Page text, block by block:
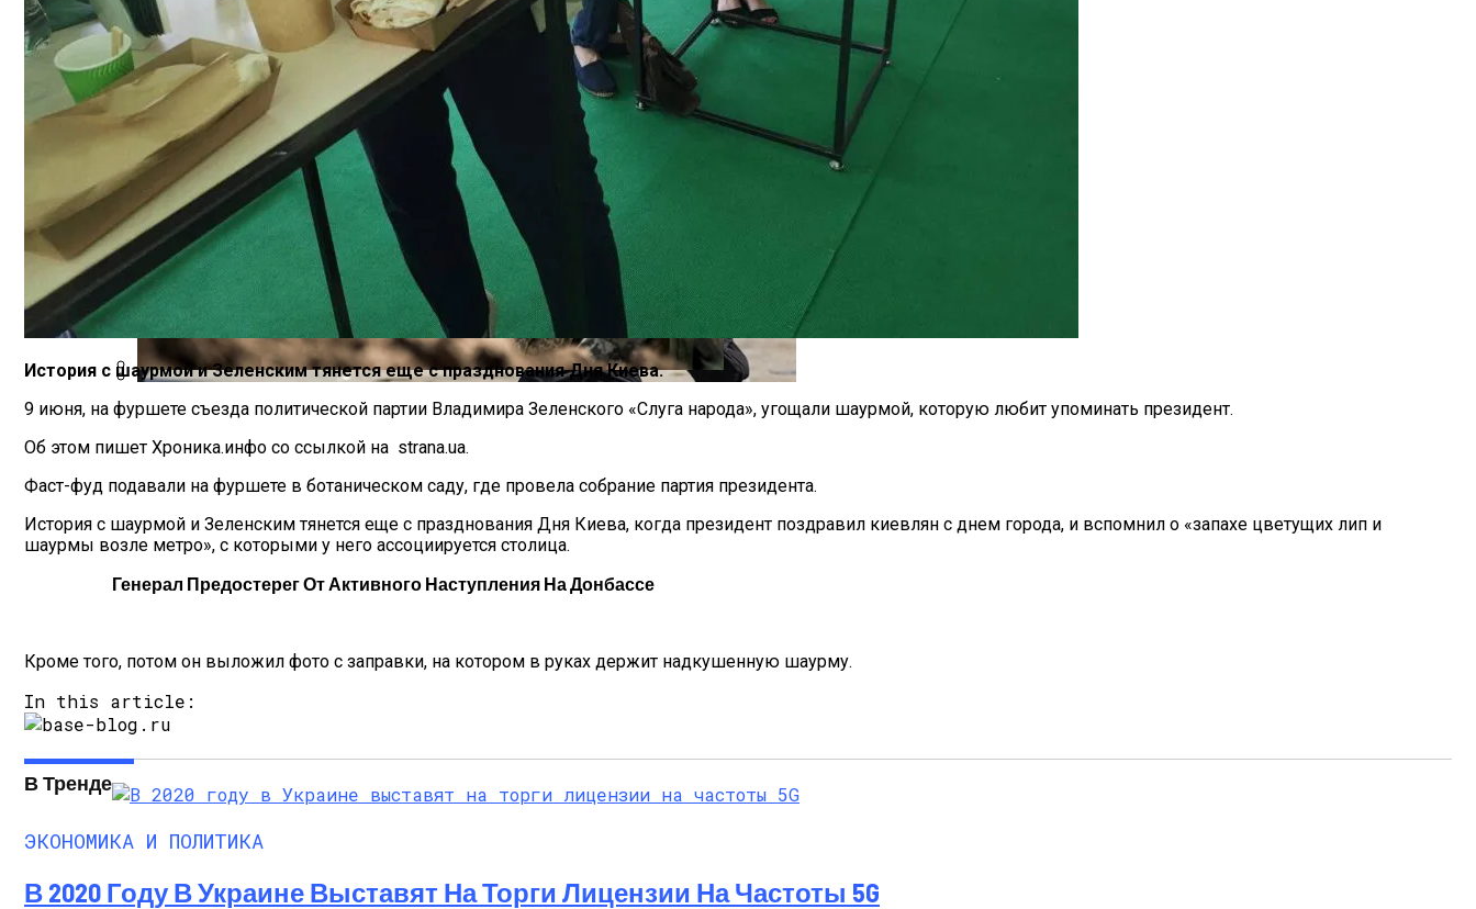
Международная Реакция На Тарифы Трампа: Что Стоит На Кону
Кризис Безопасности На Гаити: Ужасающая Реальность Безнадежной Обстановки
Стало Известно, Сколько Бойцов ВСУ Погибло С Прошлого Перемирия
История с шаурмой и Зеленским тянется еще с празднования Дня Киева.
9 июня, на фуршете съезда политической партии Владимира Зеленского «Слуга народа», угощали шаурмой, которую любит упоминать президент.
Об этом пишет Хроника.инфо со ссылкой на strana.ua.
Фаст-фуд подавали на фуршете в ботаническом саду, где провела собрание партия президента.
История с шаурмой и Зеленским тянется еще с празднования Дня Киева, когда президент поздравил киевлян с днем города, и вспомнил о «запахе цветущих лип и
шаурмы возле метро», с которыми у него ассоциируется столица.
Генерал Предостерег От Активного Наступления На Донбассе
Кроме того, потом он выложил фото с заправки, на котором в руках держит надкушенную шаурму.
In this article:
В Тренде
ЭКОНОМИКА И ПОЛИТИКА
В 2020 Году В Украине Выставят На Торги Лицензии На Частоты 5G